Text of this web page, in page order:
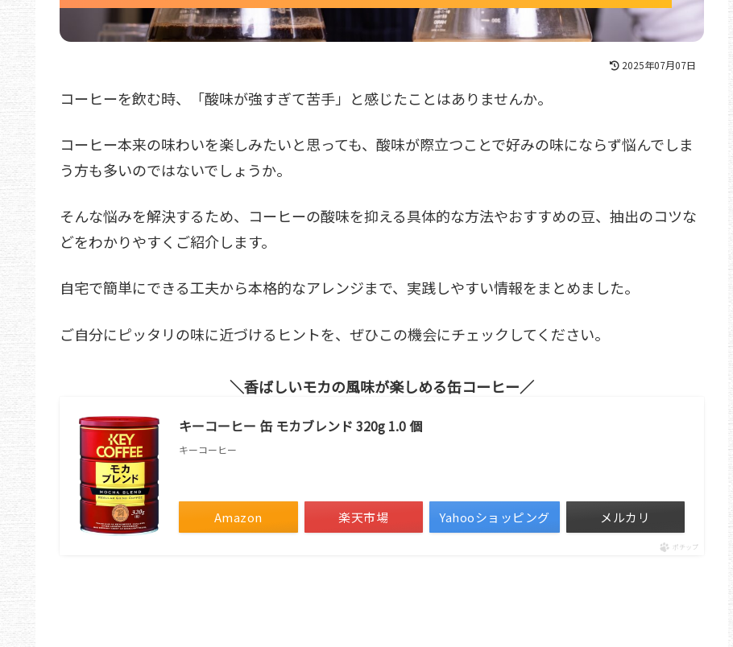
2025年07月07日
コーヒーを飲む時、「酸味が強すぎて苦手」と感じたことはありませんか。
コーヒー本来の味わいを楽しみたいと思っても、酸味が際立つことで好みの味にならず悩んでしま
う方も多いのではないでしょうか。
そんな悩みを解決するため、コーヒーの酸味を抑える具体的な方法やおすすめの豆、抽出のコツな
どをわかりやすくご紹介します。
自宅で簡単にできる工夫から本格的なアレンジまで、実践しやすい情報をまとめました。
ご自分にピッタリの味に近づけるヒントを、ぜひこの機会にチェックしてください。
香ばしいモカの風味が楽しめる缶コーヒー
キーコーヒー 缶 モカブレンド 320g 1.0 個
キーコーヒー
Amazon 楽天市場 Yahooショッピング メルカリ
ポチップ